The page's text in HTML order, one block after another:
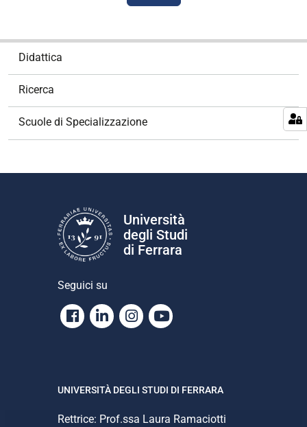
Didattica
Ricerca
Scuole di Specializzazione
Università
degli Studi
di Ferrara
Seguici su
Facebook
LinkedinInstagram
Youtube
UNIVERSITÀ DEGLI STUDI DI FERRARA
Rettrice: Prof.ssa Laura Ramaciotti